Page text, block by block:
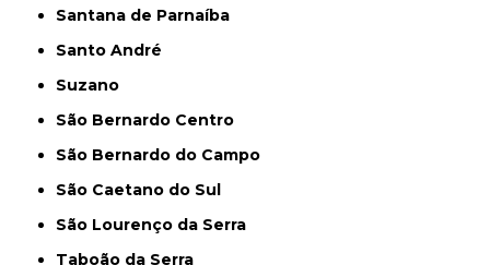
Santana de Parnaíba
Santo André
Suzano
São Bernardo Centro
São Bernardo do Campo
São Caetano do Sul
São Lourenço da Serra
Taboão da Serra